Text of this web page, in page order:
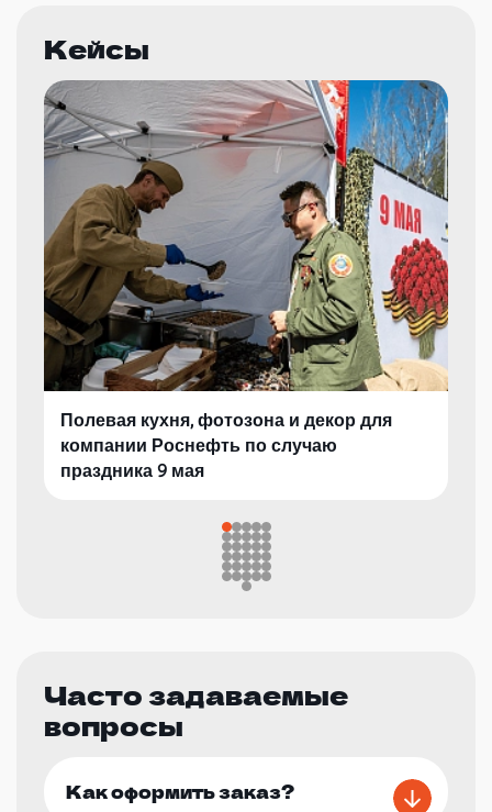
Кейсы
Полевая кухня, фотозона и декор для
компании Роснефть по случаю
праздника 9 мая
Часто задаваемые
вопросы
Как оформить заказ?